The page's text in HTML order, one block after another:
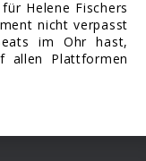
Helene Fischers
nicht verpasst
im Ohr hast,
allen Plattformen